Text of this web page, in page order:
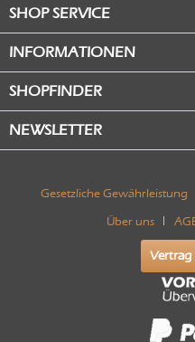
SHOP SERVICE
INFORMATIONEN
SHOPFINDER
NEWSLETTER
Gesetzliche Gewährleistung
Über uns